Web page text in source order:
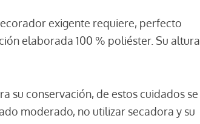
exigente requiere, perfecto
elaborada 100 % poliéster. Su altura
su conservación, de estos cuidados se
moderado, no utilizar secadora y su